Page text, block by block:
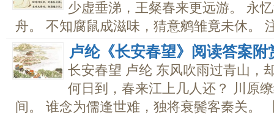
少虚垂涕，王粲春来更远游。 永
舟。 不知腐鼠成滋味，猜意鹓雏竟未休。
卢纶《长安春望》阅读答案附
长安春望 卢纶 东风吹雨过青山，
何日到，春来江上几人还？ 川原
间。 谁念为儒逢世难，独将衰鬓客秦关。